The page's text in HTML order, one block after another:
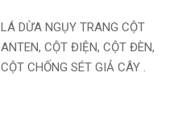
LÁ DỪA NGỤY TRANG CỘT
ANTEN, CỘT ĐIỆN, CỘT ĐÈN,
CỘT CHỐNG SÉT GIẢ CÂY .